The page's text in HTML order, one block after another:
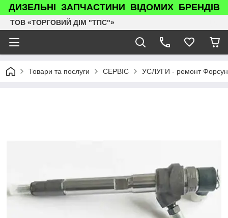
ДИЗЕЛЬНІ ЗАПЧАСТИНИ ВІДОМИХ БРЕНДІВ
ТОВ «ТОРГОВИЙ ДІМ "ТПС"»
Товари та послуги СЕРВІС УСЛУГИ - ремонт